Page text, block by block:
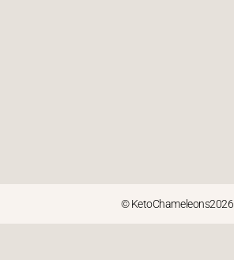
© KetoChameleons2026